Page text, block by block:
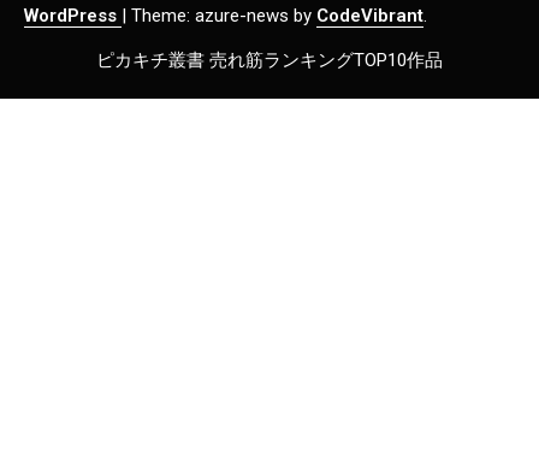
WordPress | Theme: azure-news by CodeVibrant
ピカキチ叢書 売れ筋ランキングTOP10作品